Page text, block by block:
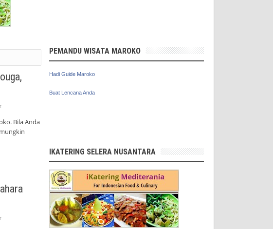
Bila Anda
PEMANDU WISATA MAROKO
Hadi Guide Maroko
Buat Lencana Anda
IKATERING SELERA NUSANTARA